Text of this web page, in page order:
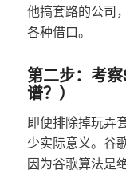
他搞套路的公司
各种借口。
第二步：考
谱？）
即便排除掉玩弄
少实际意义。谷
因为谷歌算法是